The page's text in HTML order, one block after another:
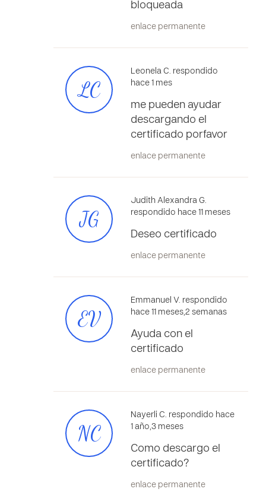
bloqueada
enlace permanente
LC
Leonela C. respondido
hace 1 mes
me pueden ayudar
descargando el
certificado porfavor
enlace permanente
JG
Judith Alexandra G.
respondido hace 11 meses
Deseo certificado
enlace permanente
EV
Emmanuel V. respondido
hace 11 meses,2 semanas
Ayuda con el
certificado
enlace permanente
NC
Nayerli C. respondido hace
1 año,3 meses
Como descargo el
certificado?
enlace permanente